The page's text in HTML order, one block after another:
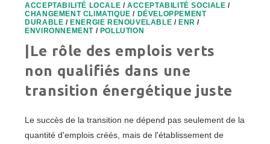
ACCEPTABILITÉ LOCALE /ACCEPTABILITÉ SOCIALE /
CHANGEMENT CLIMATIQUE / DÉVELOPPEMENT
DURABLE /ENERGIE RENOUVELABLE /ENR /
ENVIRONNEMENT / POLLUTION
|Le rôle des emplois verts
non qualifiés dans une
transition énergétique juste
Le succès de la transition ne dépend pas seulement de la
quantité d'emplois créés, mais de l'établissement de